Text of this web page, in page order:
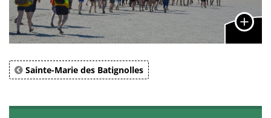
Sainte-Marie des Batignolles